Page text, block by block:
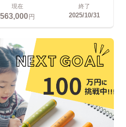
現在
563,000円
終了
2025/10/31